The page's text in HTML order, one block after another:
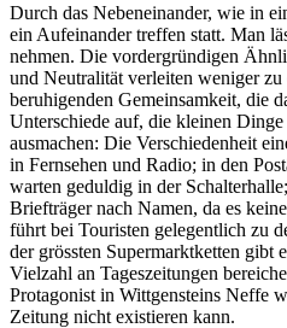
Durch das Nebeneinander, wie in
ein Aufeinander treffen statt. Man
nehmen. Die vordergründigen
und Neutralität verleiten weniger
beruhigenden Gemeinsamkeit, die
Unterschiede auf, die kleinen
ausmachen: Die Verschiedenheit
in Fernsehen und Radio; in den
warten geduldig in der
Briefträger nach Namen, da es
führt bei Touristen gelegentlich zu
der grössten Supermarktketten
Vielzahl an Tageszeitungen
Protagonist in Wittgensteins Neffe
Zeitung nicht existieren kann.